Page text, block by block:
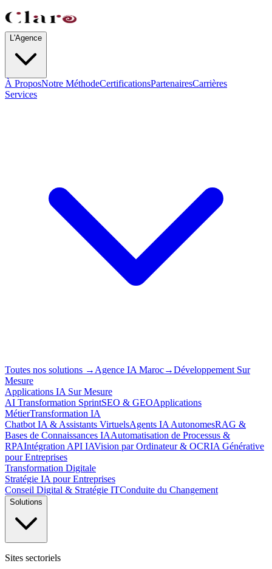
L'Agence
À ProposNotre MéthodeCertificationsPartenairesCarrières
Services
Toutes nos solutions → Agence IA Maroc→Développement Sur
Mesure
Applications IA Sur Mesure
AI Transformation SprintSEO & GEOApplications
MétierTransformation IA
Chatbot IA & Assistants VirtuelsAgents IA AutonomesRAG &
Bases de Connaissances IAAutomatisation de Processus &
RPAIntégration API IAVision par Ordinateur & OCRIA Générative
pour Entreprises
Transformation Digitale
Stratégie IA pour Entreprises
Conseil Digital & Stratégie ITConduite du Changement
Solutions
Sites sectoriels